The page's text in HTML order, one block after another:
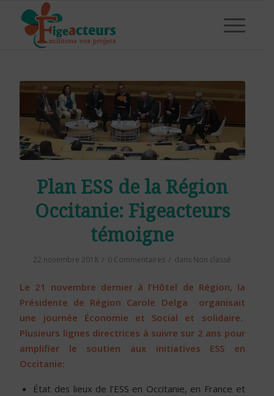
Plan ESS de la Région
Occitanie: Figeacteurs
témoigne
22 novembre 2018 / 0 Commentaires / dans Non classé
Le 21 novembre dernier à l’Hôtel de Région, la
Présidente de Région Carole Delga organisait
une journée Économie et Social et solidaire.
Plusieurs lignes directrices à suivre sur 2 ans pour
amplifier le soutien aux initiatives ESS en
Occitanie:
État des lieux de l’ESS en Occitanie, en France et